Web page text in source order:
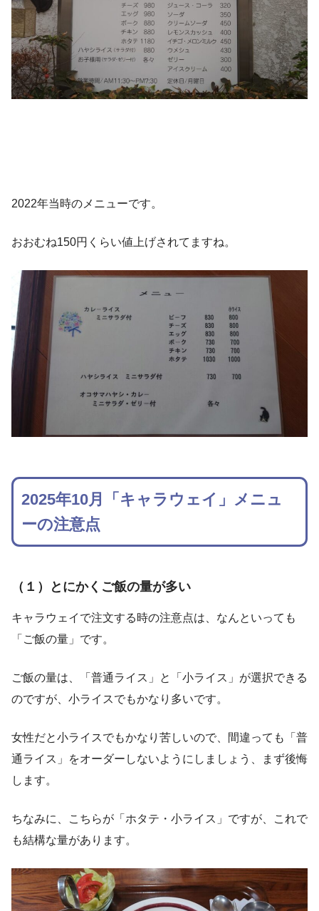
2022年当時のメニューです。
おおむね150円くらい値上げされてますね。
2025年10月「キャラウェイ」メニュ
ーの注意点
（１）とにかくご飯の量が多い
キャラウェイで注文する時の注意点は、なんといっても
「ご飯の量」です。
ご飯の量は、「普通ライス」と「小ライス」が選択できる
のですが、小ライスでもかなり多いです。
女性だと小ライスでもかなり苦しいので、間違っても「普
通ライス」をオーダーしないようにしましょう、まず後悔
します。
ちなみに、こちらが「ホタテ・小ライス」ですが、これで
も結構な量があります。